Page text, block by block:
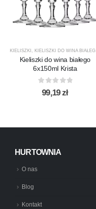
KIELISZKI KIELISZKI DO WINA BIAŁEGO
Kieliszki do wina białego
6x150ml Krista
out of 5
99,19zł
HURTOWNIA
O nas
Blog
Kontakt